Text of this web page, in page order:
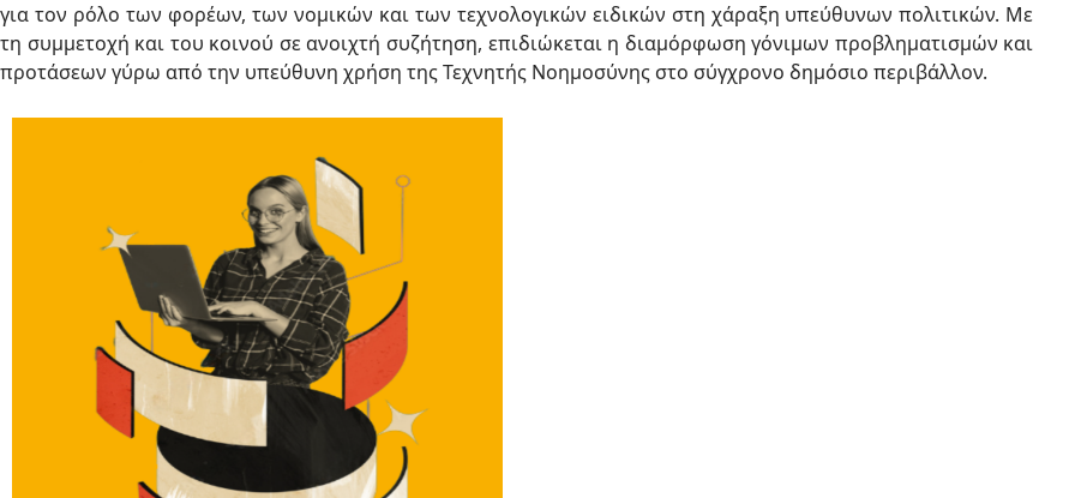
για τον ρόλο των φορέων, των νομικών και των τεχνολογικών ειδικών στη χάραξη υπεύθυνων πολιτικών. Με
τη συμμετοχή και του κοινού σε ανοιχτή συζήτηση, επιδιώκεται η διαμόρφωση γόνιμων προβληματισμών και
προτάσεων γύρω από την υπεύθυνη χρήση της Τεχνητής Νοημοσύνης στο σύγχρονο δημόσιο περιβάλλον.